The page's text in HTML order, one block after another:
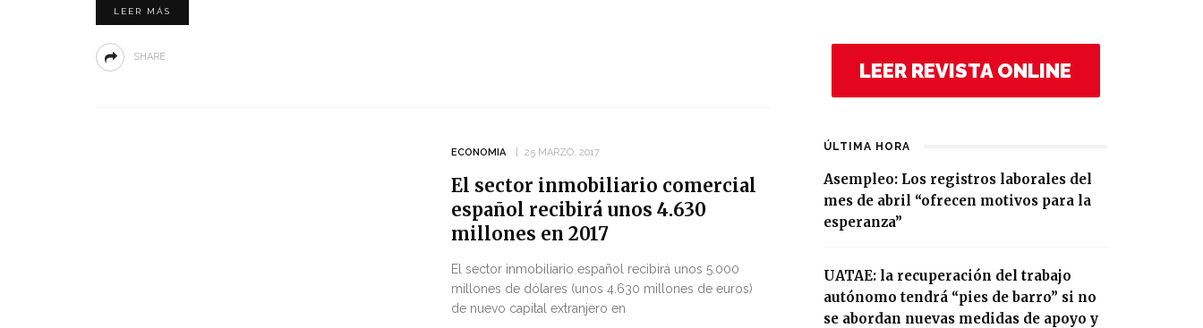
LEER MÁS
SHARE
ECONOMIA 25 MARZO, 2017
El sector inmobiliario comercial
español recibirá unos 4.630
millones en 2017
El sector inmobiliario español recibirá unos 5.000
millones de dólares (unos 4.630 millones de euros)
de nuevo capital extranjero en
LEER REVISTA ONLINE
ÚLTIMA HORA
Asempleo: Los registros laborales del
mes de abril “ofrecen motivos para la
esperanza”
UATAE: la recuperación del trabajo
autónomo tendrá “pies de barro” si no
se abordan nuevas medidas de apoyo y